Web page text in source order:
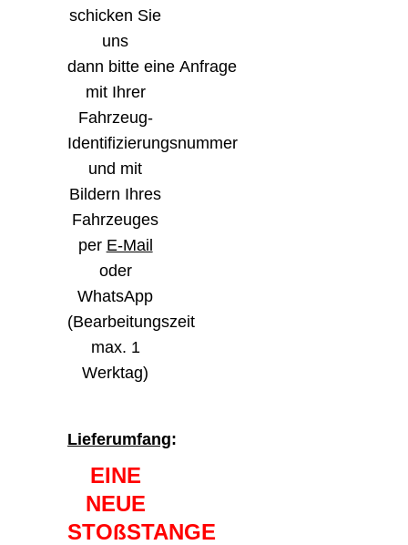
schicken Sie
uns
dann bitte eine Anfrage
mit Ihrer
Fahrzeug-
Identifizierungsnummer
und mit
Bildern Ihres
Fahrzeuges
per E-Mail
oder
WhatsApp
(Bearbeitungszeit
max. 1
Werktag)
Lieferumfang:
EINE
NEUE
STOßSTANGE